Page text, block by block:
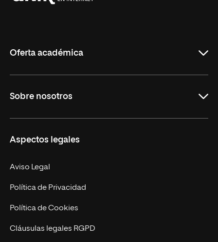
Oferta académica
Másteres Oficiales
Doctorados
Experto Universitario
Postgrados
Cursos Universitarios
Sobre nosotros
Facultades
Nuestro Equipo
Trabaja en UNIR
Actualidad
UNIR Revista
Aspectos legales
Aviso Legal
Política de Privacidad
Política de Cookies
Cláusulas legales RGPD